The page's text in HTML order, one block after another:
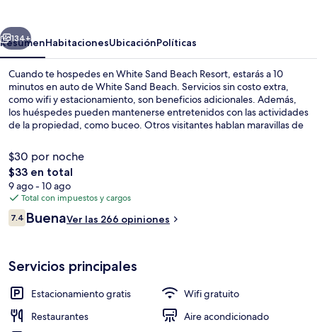
Siguiente
134+
ResumenHabitacionesUbicaciónPolíticas
Cuando te hospedes en White Sand Beach Resort, estarás a 10
minutos en auto de White Sand Beach. Servicios sin costo extra,
como wifi y estacionamiento, son beneficios adicionales. Además,
los huéspedes pueden mantenerse entretenidos con las actividades
de la propiedad, como buceo. Otros visitantes hablan maravillas de
$30 por noche
El
precio
total
es
de
$33 en total
9 ago - 10 ago
Total con impuestos y cargos
Opiniones
7.47.4 de 10,
BuenaVer las 266 opiniones
Servicios principales
Estacionamiento gratis
Wifi gratuito
Restaurantes
Aire acondicionado